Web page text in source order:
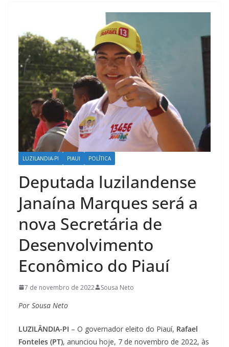
LUZILANDIA-PI PIAUI POLÍTICA
Deputada luzilandense
Janaína Marques será a
nova Secretária de
Desenvolvimento
Econômico do Piauí
7 de novembro de 2022 Sousa Neto
Por Sousa Neto
LUZILÂNDIA-PI – O governador eleito do Piauí, Rafael
Fonteles (PT), anunciou hoje, 7 de novembro de 2022, às